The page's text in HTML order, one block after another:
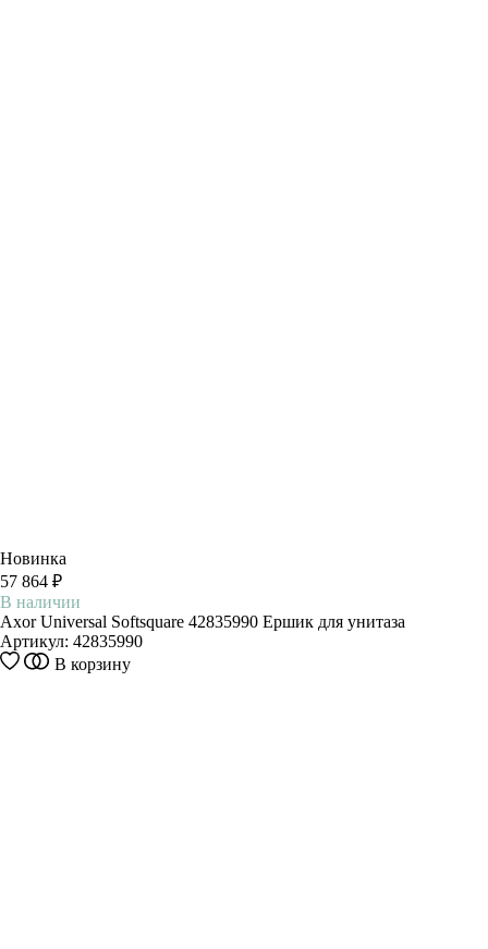
Новинка
57 864 ₽
В наличии
Axor Universal Softsquare 42835990 Ершик для унитаза
Артикул: 42835990
В корзину